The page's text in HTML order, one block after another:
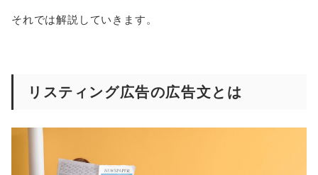
それでは解説していきます。
リスティング広告の広告文とは